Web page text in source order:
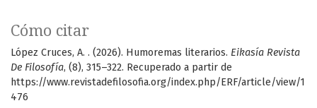
Cómo citar
López Cruces, A. . (2026). Humoremas literarios. Eikasía Revista
De Filosofía, (8), 315–322. Recuperado a partir de
https://www.revistadefilosofia.org/index.php/ERF/article/view/1
476